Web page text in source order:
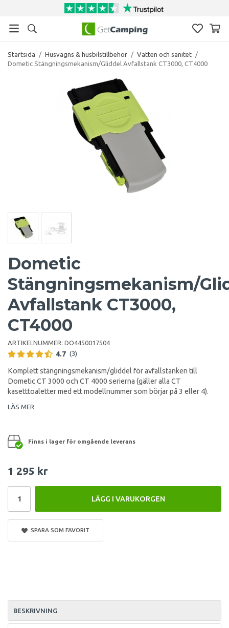
Startsida / Husvagns & husbilstillbehör / Vatten och sanitet /
Dometic Stängningsmekanism/Gliddel Avfallstank CT3000, CT4000
Dometic
Stängningsmekanism/
Avfallstank CT3000,
CT4000
ARTIKELNUMMER: DO4450017504
4.7 (3)
Komplett stängningsmekanism/gliddel för avfallstanken till
Dometic CT 3000 och CT 4000 serierna (gäller alla CT
kasetttoaletter med ett modellnummer som börjar på 3 eller 4).
LÄS MER
Finns i lager för omgående leverans
1 295 kr
LÄGG I VARUKORGEN
SPARA SOM FAVORIT
BESKRIVNING